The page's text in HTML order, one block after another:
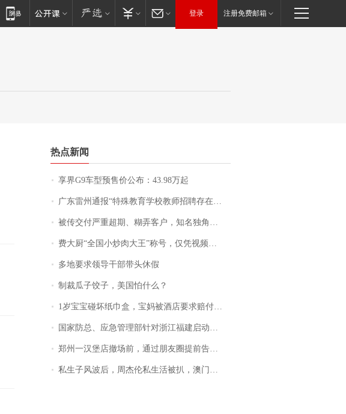
登录 注册免费邮箱
热点新闻
享界G9车型预售价公布：43.98万起
广东雷州通报“特殊教育学校教师招聘存在违规行为”：已启动问责程序 副校长被停职
被传交付严重超期、糊弄客户，知名独角兽车企创始人回应：都没证据，将依法采取措施，“本人长期与美国交管局保持沟通，对方表示肯定”
费大厨“全国小炒肉大王”称号，仅凭视频评出？中国烹饪协会回应
多地要求领导干部带头休假
制裁瓜子饺子，美国怕什么？
1岁宝宝碰坏纸巾盒，宝妈被酒店要求赔付924元！三亚一酒店回复：骨瓷定制！网友一查价格，吵翻了
国家防总、应急管理部针对浙江福建启动防汛防台风四级应急响应
郑州一汉堡店撤场前，通过朋友圈提前告知逐一退费，有顾客仅剩1元也全被退回，分文不少；顾客：言而有信，让人感动
私生子风波后，周杰伦私生活被扒，澳门输10亿传闻早已经水落石出